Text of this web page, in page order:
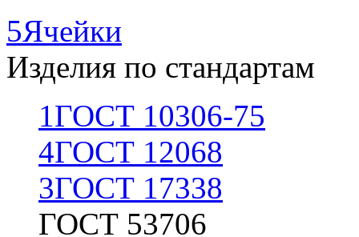
5Ячейки
Изделия по стандартам
1ГОСТ 10306-75
4ГОСТ 12068
3ГОСТ 17338
ГОСТ 53706